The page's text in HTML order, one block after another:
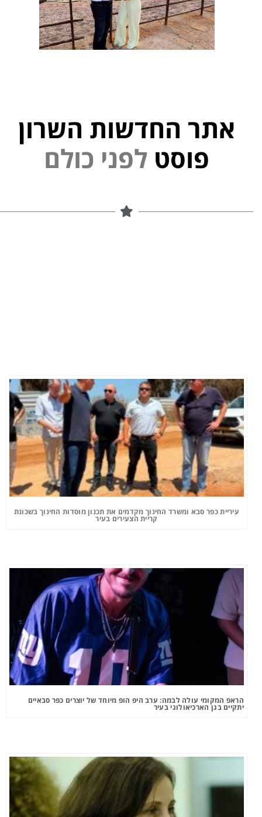
אתר החדשות השרון
פוסט
עיריית כפר סבא ומשרד החינוך מקדמים את תכנון מוסדות החינוך בשכונת
קריית הצעירים בעיר
הראפ המקומי עולה לבמה: ערב היפ הופ מיוחד של יוצרים כפר סבאיים
יתקיים בגן הארכיאולוגי בעיר